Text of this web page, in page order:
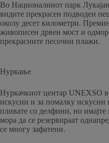
Во Националниот парк
видите прекрасен подводен
околу десет километри.
живописен дрвен мост и
прекрасните песочни плажи.
Нуркање
Нуркачкиот центар UNEXSO
искусни и за помалку искусни
пливате со делфини, но
мора да се резервираат
се многу зафатени.